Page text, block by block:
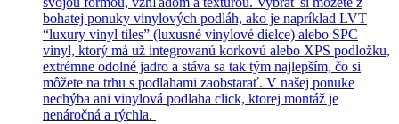
bohatej ponuky vinylových podláh, ako je napríklad LVT
“luxury vinyl tiles” (luxusné vinylové dielce) alebo SPC
vinyl, ktorý má už integrovanú korkovú alebo XPS podložku,
extrémne odolné jadro a stáva sa tak tým najlepším, čo si
môžete na trhu s podlahami zaobstarať. V našej ponuke
nechýba ani vinylová podlaha click, ktorej montáž je
nenáročná a rýchla.